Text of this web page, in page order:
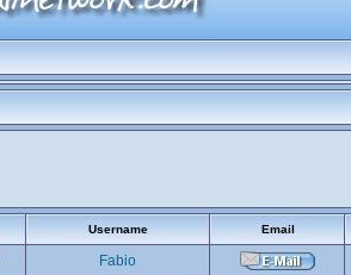
Username Email
Fabio